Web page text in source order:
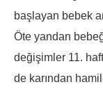
başlayan bebek
Öte yandan
değişimler 11.
de karından